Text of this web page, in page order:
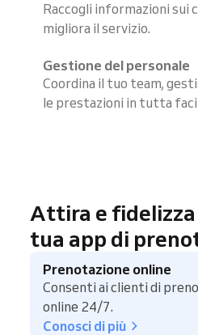
Raccogli informazioni sui
migliora il servizio.
Gestione del personale
Coordina il tuo team,
le prestazioni in tutta
Attira e
tua app di
Prenotazione online
Consenti ai clienti di
online 24/7.
Conosci di più